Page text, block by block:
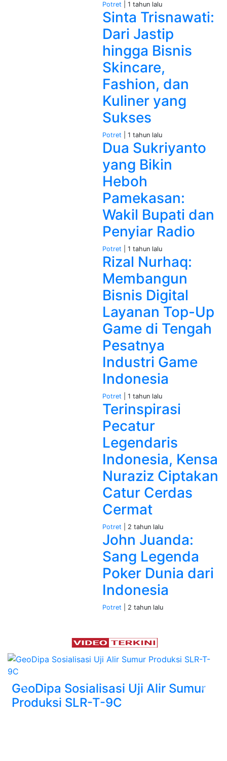
Potret | 1 tahun lalu
Sinta Trisnawati:
Dari Jastip
hingga Bisnis
Skincare,
Fashion, dan
Kuliner yang
Sukses
Potret | 1 tahun lalu
Dua Sukriyanto
yang Bikin
Heboh
Pamekasan:
Wakil Bupati dan
Penyiar Radio
Potret | 1 tahun lalu
Rizal Nurhaq:
Membangun
Bisnis Digital
Layanan Top-Up
Game di Tengah
Pesatnya
Industri Game
Indonesia
Potret | 1 tahun lalu
Terinspirasi
Pecatur
Legendaris
Indonesia, Kensa
Nuraziz Ciptakan
Catur Cerdas
Cermat
Potret | 2 tahun lalu
John Juanda:
Sang Legenda
Poker Dunia dari
Indonesia
Potret | 2 tahun lalu
GeoDipa Sosialisasi Uji Alir Sumur
Produksi SLR-T-9C
Previous Next